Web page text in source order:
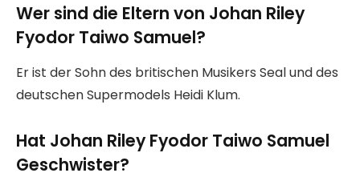
Wer sind die Eltern von Johan Riley
Fyodor Taiwo Samuel?
Er ist der Sohn des britischen Musikers Seal und des
deutschen Supermodels Heidi Klum.
Hat Johan Riley Fyodor Taiwo Samuel
Geschwister?